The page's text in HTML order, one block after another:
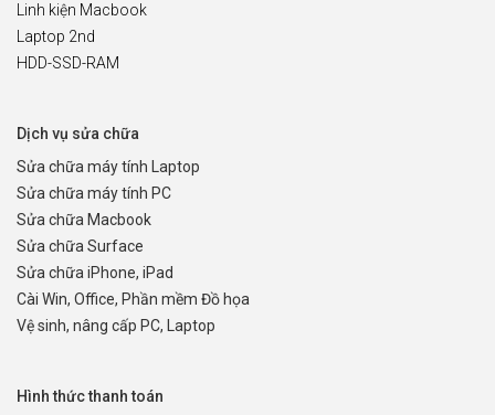
Linh kiện Macbook
Laptop 2nd
HDD-SSD-RAM
Dịch vụ sửa chữa
Sửa chữa máy tính Laptop
Sửa chữa máy tính PC
Sửa chữa Macbook
Sửa chữa Surface
Sửa chữa iPhone, iPad
Cài Win, Office, Phần mềm Đồ họa
Vệ sinh, nâng cấp PC, Laptop
Hình thức thanh toán